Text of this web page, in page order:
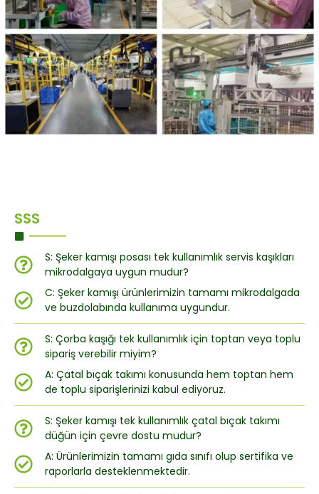
SSS
S: Şeker kamışı posası tek kullanımlık servis kaşıkları
mikrodalgaya uygun mudur?
C: Şeker kamışı ürünlerimizin tamamı mikrodalgada
ve buzdolabında kullanıma uygundur.
S: Çorba kaşığı tek kullanımlık için toptan veya toplu
sipariş verebilir miyim?
A: Çatal bıçak takımı konusunda hem toptan hem
de toplu siparişlerinizi kabul ediyoruz.
S: Şeker kamışı tek kullanımlık çatal bıçak takımı
düğün için çevre dostu mudur?
A: Ürünlerimizin tamamı gıda sınıfı olup sertifika ve
raporlarla desteklenmektedir.